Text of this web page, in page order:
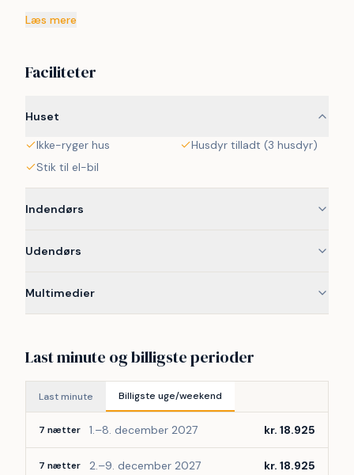
vandglæde året rundt, mens udespa, sauna og udebruser
terrasse med lounge og grill fuldender oplevelsen, og
Beliggende i naturskønne Ivenack i Tyskland.
Området er under opbygning, så der kan periodevis
forekomme byggestøj.
Demobillederne kan i nogle tilfælde være AI-genererede.
Læs mere
Faciliteter
Huset
Ikke-ryger hus
Husdyr tilladt (3 husdyr)
Stik til el-bil
Indendørs
Udendørs
Multimedier
Last minute og billigste perioder
Last minute Billigste uge/weekend
7 nætter 1.–8. december 2027 kr. 18.925
7 nætter 2.–9. december 2027 kr. 18.925